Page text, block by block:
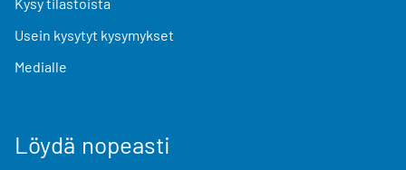
Usein kysytyt kysymykset
Medialle
Löydä nopeasti